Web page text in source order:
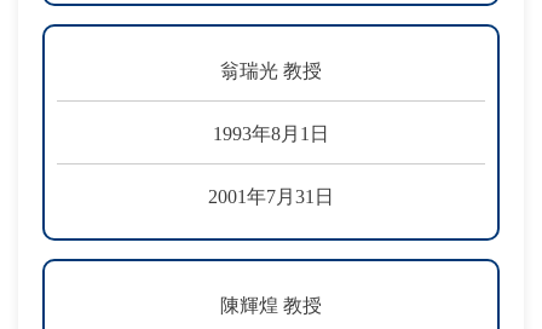
翁瑞光 教授
1993年8月1日
2001年7月31日
陳輝煌 教授